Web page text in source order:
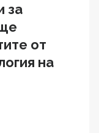
за
от
на